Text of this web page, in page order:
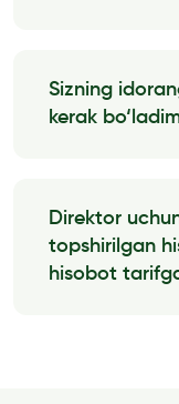
almashtirilishi
Sizning
kerak
kuniga 5 marta
Batafsil malumot
Direktor
topshirilgan
hisobot